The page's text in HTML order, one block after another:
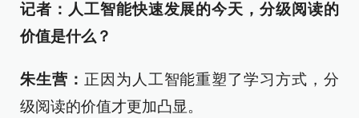
记者：人工智能快速发展的今天，分级阅读的
价值是什么？
朱生营： 正因为人工智能重塑了学习方式，分
级阅读的价值才更加凸显。